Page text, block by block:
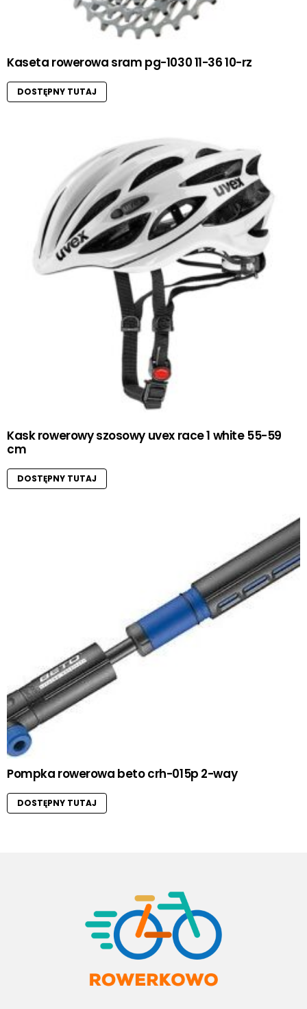
Kaseta rowerowa sram pg-1030 11-36 10-rz
DOSTĘPNY TUTAJ
Kask rowerowy szosowy uvex race 1 white 55-59
cm
DOSTĘPNY TUTAJ
Pompka rowerowa beto crh-015p 2-way
DOSTĘPNY TUTAJ